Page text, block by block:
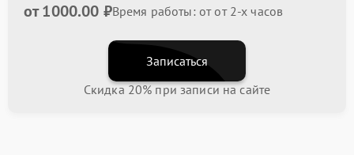
от 1000.00 ₽Время работы: от от 2-х часов
Записаться
Скидка 20% при записи на сайте